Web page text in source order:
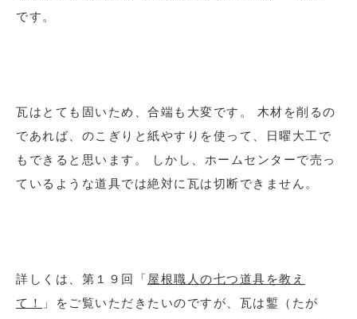
です。
瓦はとても固いため、合端も大変です。 木材を削るの
であれば、のこぎりと紙やすりを使って、日曜大工で
もできると思います。 しかし、ホームセンターで売っ
ているような道具では絶対に瓦は切断できません。
詳しくは、第１９回「 屋根職人の七つ道具を教え
て！
」をご覧いただきたいのですが、瓦は鏨（たが